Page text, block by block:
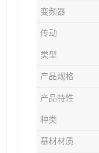
变频器
传动
类型
产品规格
产品特性
种类
基材材质